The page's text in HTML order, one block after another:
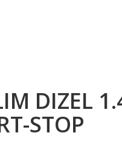
DIZEL
STOP